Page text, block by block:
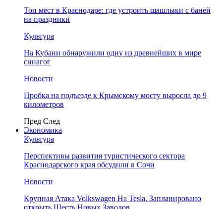
Топ мест в Краснодаре: где устроить шашлыки с баней
на праздники
Культура
На Кубани обнаружили одну из древнейших в мире
синагог
Новости
Пробка на подъезде к Крымскому мосту выросла до 9
километров
Пред След
Экономика
Культура
Перспективы развития туристического сектора
Краснодарского края обсудили в Сочи
Новости
Крупная Атака Volkswagen На Tesla. Запланировано
открыть Шесть Новых Заводов